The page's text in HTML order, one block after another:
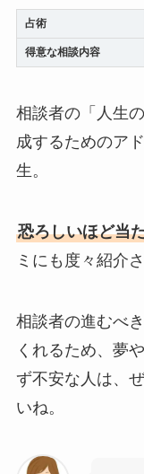
占術
得意な相談内容
相談者の「人生
成するためのア
生。
恐ろしいほど当
ミにも度々紹介
相談者の進むべ
くれるため、夢
ず不安な人は、
いね。